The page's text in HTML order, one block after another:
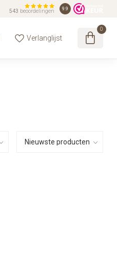
543 beoordelingen 9.9
Verlanglijst
0